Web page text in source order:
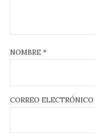
NOMBRE *
CORREO ELECTRÓNICO